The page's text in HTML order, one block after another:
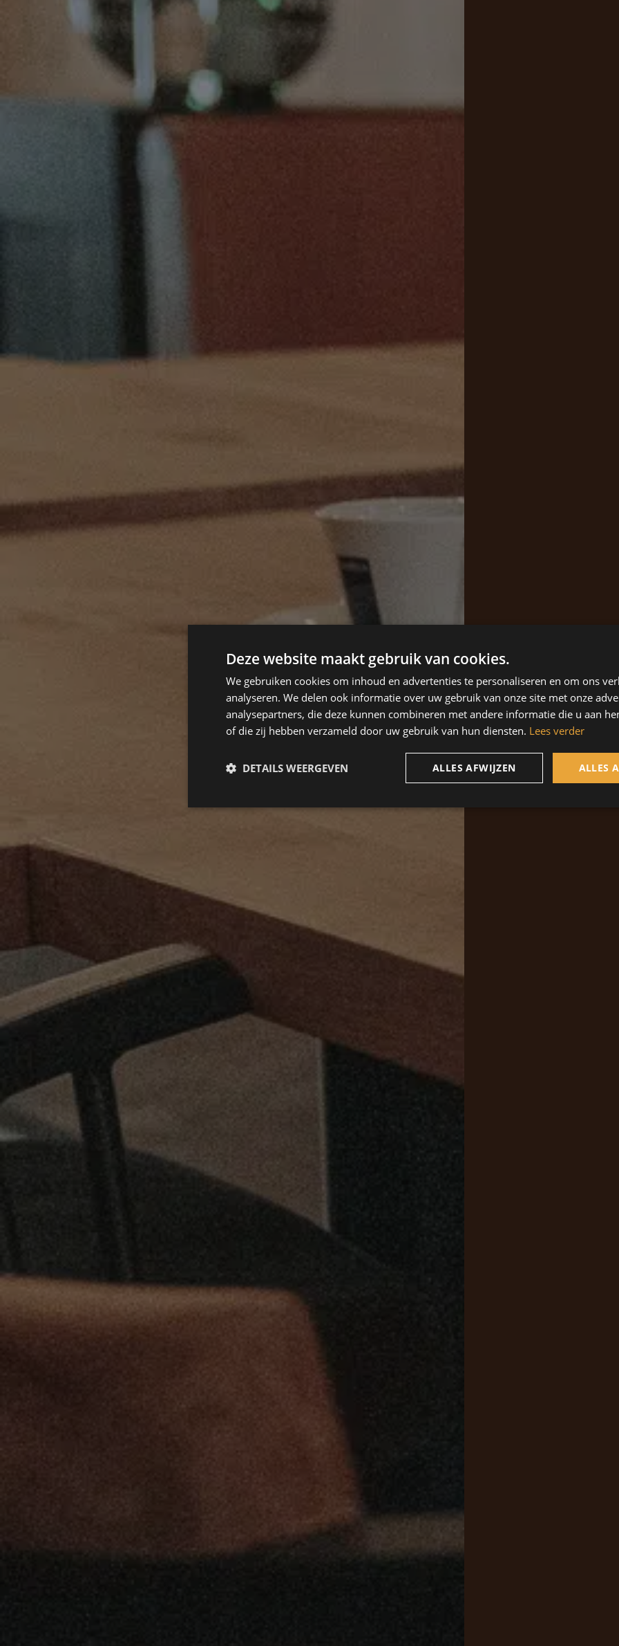
Deze website maakt gebruik van cookies.
We gebruiken cookies om inhoud en advertenties te personaliseren en om ons
analyseren. We delen ook informatie over uw gebruik van onze site met onze
analysepartners, die deze kunnen combineren met andere informatie die u aan
of die zij hebben verzameld door uw gebruik van hun diensten. Lees verder
ALLES
ALLES AFWIJZEN
DETAILS WEERGEVEN